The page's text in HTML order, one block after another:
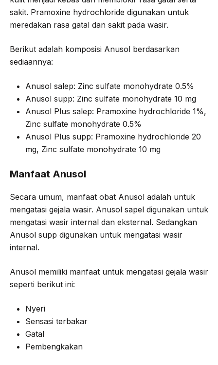
sakit. Pramoxine hydrochloride digunakan untuk
meredakan rasa gatal dan sakit pada wasir.
Berikut adalah komposisi Anusol berdasarkan
sediaannya:
Anusol salep: Zinc sulfate monohydrate 0.5%
Anusol supp: Zinc sulfate monohydrate 10 mg
Anusol Plus salep: Pramoxine hydrochloride 1%,
Zinc sulfate monohydrate 0.5%
Anusol Plus supp: Pramoxine hydrochloride 20
mg, Zinc sulfate monohydrate 10 mg
Manfaat Anusol
Secara umum, manfaat obat Anusol adalah untuk
mengatasi gejala wasir. Anusol sapel digunakan untuk
mengatasi wasir internal dan eksternal. Sedangkan
Anusol supp digunakan untuk mengatasi wasir
internal.
Anusol memiliki manfaat untuk mengatasi gejala wasir
seperti berikut ini:
Nyeri
Sensasi terbakar
Gatal
Pembengkakan